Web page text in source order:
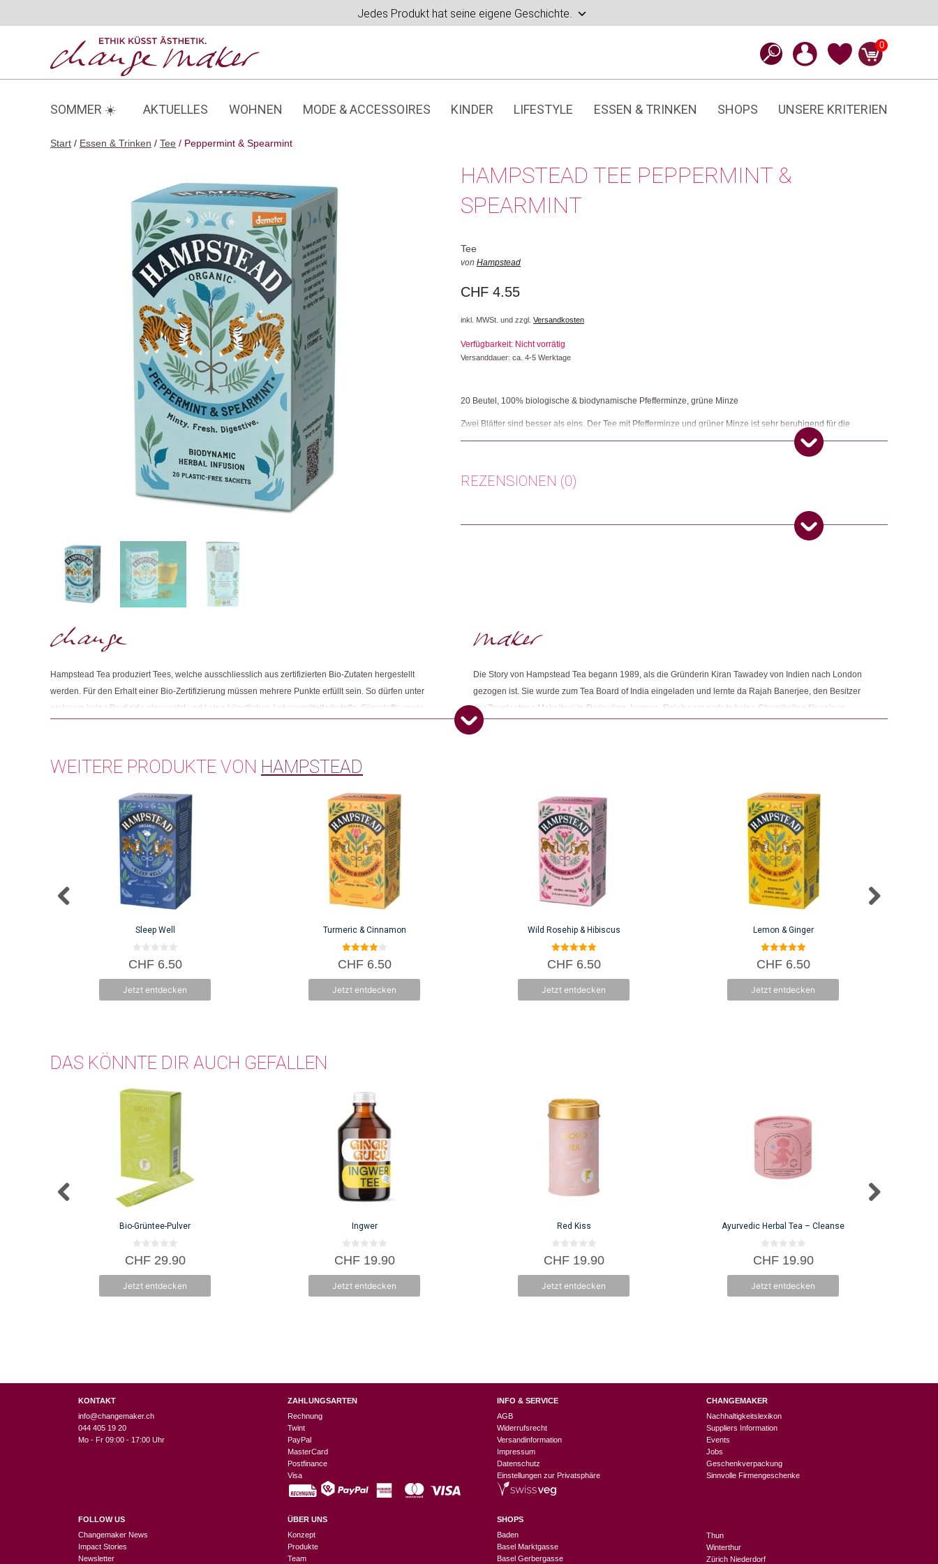
Jedes Produkt hat seine eigene Geschichte.
0
SOMMER ☀️ AKTUELLES WOHNEN MODE & ACCESSOIRES KINDER LIFESTYLE ESSEN & TRINKEN SHOPS UNSERE KRITERIEN
Start / Essen & Trinken / Tee / Peppermint & Spearmint
HAMPSTEAD TEE PEPPERMINT &
SPEARMINT
Tee
von Hampstead
CHF 4.55
inkl. MWSt. und zzgl. Versandkosten
Verfügbarkeit: Nicht vorrätig
Versanddauer: ca. 4-5 Werktage
20 Beutel, 100% biologische & biodynamische Pfefferminze, grüne Minze
Zwei Blätter sind besser als eins. Der Tee mit Pfefferminze und grüner Minze ist sehr beruhigend für die
Verdauung, ideal für einen Schluck nach dem Essen. Hergestellt aus 100% Bio-Zutaten und in kompostierbare
Produktion: Grossbritannien
REZENSIONEN (0)
Hampstead Tea produziert Tees, welche ausschliesslich aus zertifizierten Bio-Zutaten hergestellt
werden. Für den Erhalt einer Bio-Zertifizierung müssen mehrere Punkte erfüllt sein. So dürfen unter
anderem keine Pestizide eingesetzt und keine künstlichen Lebensmittelfarbstoffe, Süssstoffe sowie
ein Grossteil der Verpackungen ist plastikfrei und die Teebeutel sind kompostierbar.
Die Story von Hampstead Tea begann 1989, als die Gründerin Kiran Tawadey von Indien nach London
gezogen ist. Sie wurde zum Tea Board of India eingeladen und lernte da Rajah Banerjee, den Besitzer
der Teeplantage Makaibari in Darjeeling, kennen. Rajah verwendete keine Chemikalien für seinen
Teegarten. „In meinem Boden gibt es keine bösen Dinge“, sagte er und das stiess sofort auf
WEITERE PRODUKTE VON HAMPSTEAD
Sleep Well
0
v
5
CHF6.50
Jetzt entdecken
Turmeric & Cinnamon
4.00
von 5
CHF6.50
Jetzt entdecken
Wild Rosehip & Hibiscus
5.00
von 5
CHF6.50
Jetzt entdecken
Lemon & Ginger
5.00
von 5
CHF6.50
Jetzt entdecken
DAS KÖNNTE DIR AUCH GEFALLEN
Bio-Grüntee-Pulver
0
v
5
CHF29.90
Jetzt entdecken
Ingwer
0
v
5
CHF19.90
Jetzt entdecken
Red Kiss
0
v
5
CHF19.90
Jetzt entdecken
Ayurvedic Herbal Tea – Cleanse
0
v
5
CHF19.90
Jetzt entdecken
KONTAKT
info@changemaker.ch
044 405 19 20
Mo - Fr 09:00 - 17:00 Uhr
FOLLOW US
Changemaker News
Impact Stories
Newsletter
ZAHLUNGSARTEN
Rechnung
Twint
PayPal
MasterCard
Postfinance
Visa
ÜBER UNS
Konzept
Produkte
Team
INFO & SERVICE
AGB
Widerrufsrecht
Versandinformation
Impressum
Datenschutz
Einstellungen zur Privatsphäre
SHOPS
Baden
Basel Marktgasse
Basel Gerbergasse
CHANGEMAKER
Nachhaltigkeitslexikon
Suppliers Information
Events
Jobs
Geschenkverpackung
Sinnvolle Firmengeschenke
Thun
Winterthur
Zürich Niederdorf